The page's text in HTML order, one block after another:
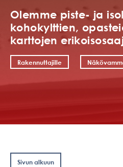
Olemme piste- ja
kohokylttien,
karttojen
Rakennuttajille
Sivun alkuun